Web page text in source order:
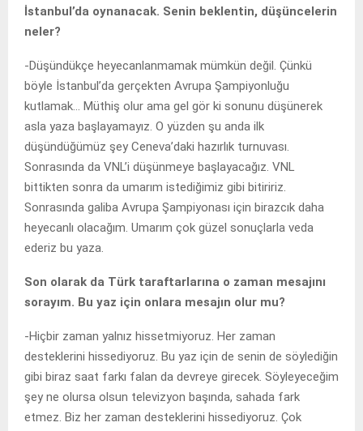
İstanbul’da oynanacak. Senin beklentin, düşüncelerin
neler?
-Düşündükçe heyecanlanmamak mümkün değil. Çünkü
böyle İstanbul’da gerçekten Avrupa Şampiyonluğu
kutlamak… Müthiş olur ama gel gör ki sonunu düşünerek
asla yaza başlayamayız. O yüzden şu anda ilk
düşündüğümüz şey Ceneva’daki hazırlık turnuvası.
Sonrasında da VNL’i düşünmeye başlayacağız. VNL
bittikten sonra da umarım istediğimiz gibi bitiririz.
Sonrasında galiba Avrupa Şampiyonası için birazcık daha
heyecanlı olacağım. Umarım çok güzel sonuçlarla veda
ederiz bu yaza.
Son olarak da Türk taraftarlarına o zaman mesajını
sorayım. Bu yaz için onlara mesajın olur mu?
-Hiçbir zaman yalnız hissetmiyoruz. Her zaman
desteklerini hissediyoruz. Bu yaz için de senin de söylediğin
gibi biraz saat farkı falan da devreye girecek. Söyleyeceğim
şey ne olursa olsun televizyon başında, sahada fark
etmez. Biz her zaman desteklerini hissediyoruz. Çok